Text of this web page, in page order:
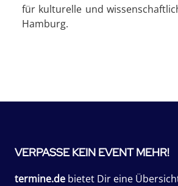
für kulturelle und
Hamburg.
VERPASSE KEIN EVENT MEHR!
termine.de bietet Dir eine